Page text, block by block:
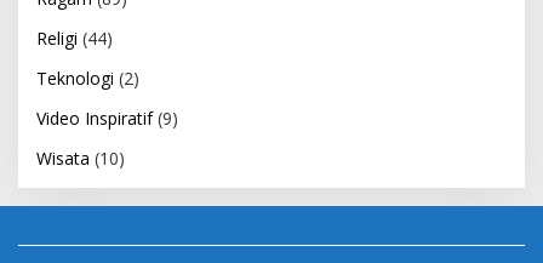
Religi (44)
Teknologi (2)
Video Inspiratif(9)
Wisata (10)